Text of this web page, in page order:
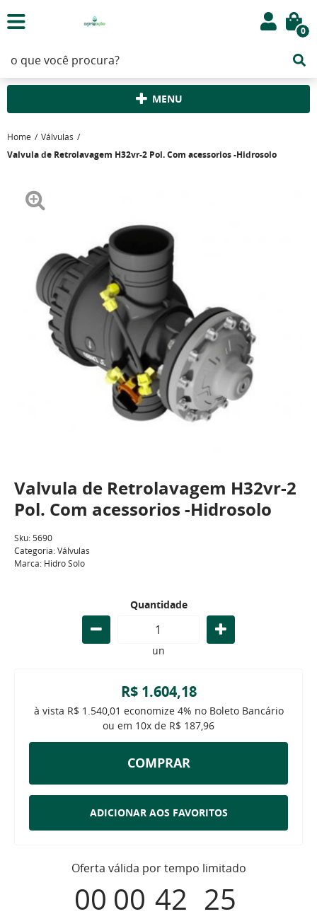
0
MENU
Home Válvulas
Valvula de Retrolavagem H32vr-2 Pol. Com acessorios -Hidrosolo
Valvula de Retrolavagem H32vr-2
Pol. Com acessorios -Hidrosolo
Sku:5690
Categoria:Válvulas
Marca: Hidro Solo
Quantidade
un
R$ 1.604,18
à vista R$ 1.540,01 economize 4% no Boleto Bancário
ou em 10x de R$ 187,96
COMPRAR
ADICIONAR AOS FAVORITOS
Oferta válida por tempo limitado
00 00 42 25